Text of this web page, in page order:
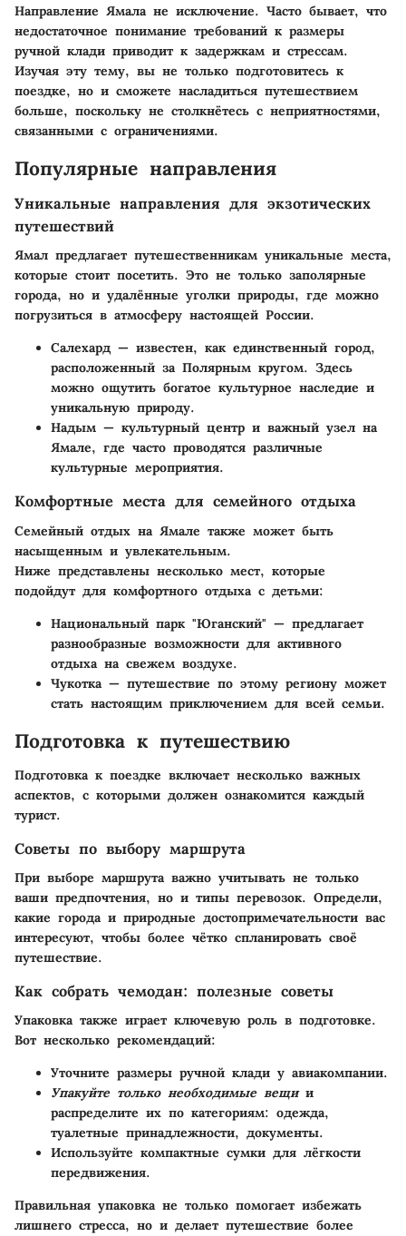
Направление Ямала не исключение. Часто бывает, что
недостаточное понимание требований к размеры
ручной клади приводит к задержкам и стрессам.
Изучая эту тему, вы не только подготовитесь к
поездке, но и сможете насладиться путешествием
больше, поскольку не столкнётесь с неприятностями,
связанными с ограничениями.
Популярные направления
Уникальные направления для экзотических
путешествий
Ямал предлагает путешественникам уникальные места,
которые стоит посетить. Это не только заполярные
города, но и удалённые уголки природы, где можно
погрузиться в атмосферу настоящей России.
Салехард — известен, как единственный город,
расположенный за Полярным кругом. Здесь
можно ощутить богатое культурное наследие и
уникальную природу.
Надым — культурный центр и важный узел на
Ямале, где часто проводятся различные
культурные мероприятия.
Комфортные места для семейного отдыха
Семейный отдых на Ямале также может быть
насыщенным и увлекательным.
Ниже представлены несколько мест, которые
подойдут для комфортного отдыха с детьми:
Национальный парк "Юганский" — предлагает
разнообразные возможности для активного
отдыха на свежем воздухе.
Чукотка — путешествие по этому региону может
стать настоящим приключением для всей семьи.
Подготовка к путешествию
Подготовка к поездке включает несколько важных
аспектов, с которыми должен ознакомится каждый
турист.
Советы по выбору маршрута
При выборе маршрута важно учитывать не только
ваши предпочтения, но и типы перевозок. Определи,
какие города и природные достопримечательности вас
интересуют, чтобы более чётко спланировать своё
путешествие.
Как собрать чемодан: полезные советы
Упаковка также играет ключевую роль в подготовке.
Вот несколько рекомендаций:
Уточните размеры ручной клади у авиакомпании.
Упакуйте только необходимые вещии
распределите их по категориям: одежда,
туалетные принадлежности, документы.
Используйте компактные сумки для лёгкости
передвижения.
Правильная упаковка не только помогает избежать
лишнего стресса, но и делает путешествие более